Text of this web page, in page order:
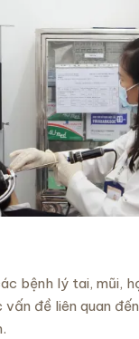
sinh hóa, miễn
đoán, khám
khỏe định kỳ.
bệnh lý tai, mũi,
đề liên quan đến